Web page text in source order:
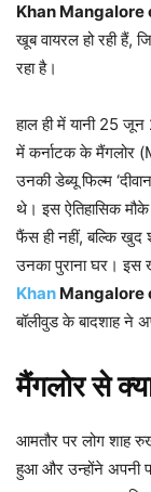
Khan
खूब वायरल हो रही
रहा है।
हाल ही में यानी 25
में कर्नाटक के मैंगलोर
उनकी डेब्यू फिल्म
थे। इस ऐतिहासिक
फैंस ही नहीं, बल्कि खुद
उनका पुराना घर। इस
Khan Mangalore
बॉलीवुड के बादशाह ने
मैंगलोर से
आमतौर पर लोग शाह
हुआ और उन्होंने अपनी